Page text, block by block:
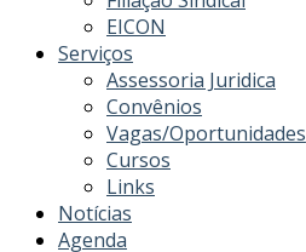
EICON
Serviços
Assessoria Juridica
Convênios
Vagas/Oportunidades
Cursos
Links
Notícias
Agenda